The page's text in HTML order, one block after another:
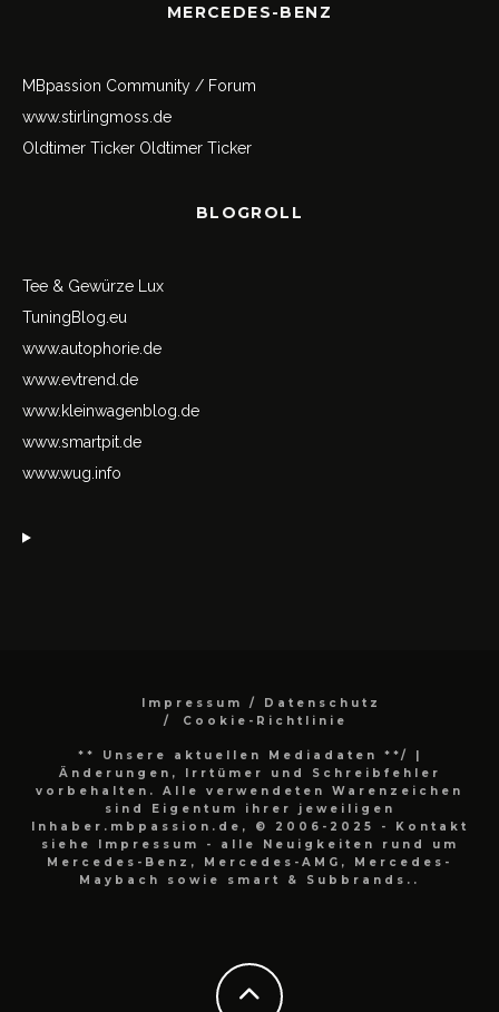
MERCEDES-BENZ
MBpassion Community / Forum
www.stirlingmoss.de
Oldtimer Ticker Oldtimer Ticker
BLOGROLL
Tee & Gewürze Lux
TuningBlog.eu
www.autophorie.de
www.evtrend.de
www.kleinwagenblog.de
www.smartpit.de
www.wug.info
Impressum / Datenschutz
Cookie-Richtlinie
** Unsere aktuellen Mediadaten **/
|
Änderungen, Irrtümer und Schreibfehler
vorbehalten. Alle verwendeten Warenzeichen
sind Eigentum ihrer jeweiligen
Inhaber.mbpassion.de, © 2006-2025 - Kontakt
siehe Impressum - alle Neuigkeiten rund um
Mercedes-Benz, Mercedes-AMG, Mercedes-
Maybach sowie smart & Subbrands..